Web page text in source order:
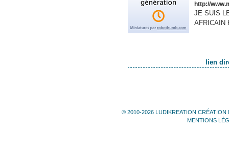
http://
JE SUIS
AFRICAIN
lien
© 2010-2026 LUDIKREATION CRÉATION
MENTIONS